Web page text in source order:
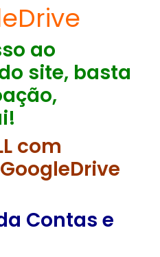
ao
site, basta
com
Contas e